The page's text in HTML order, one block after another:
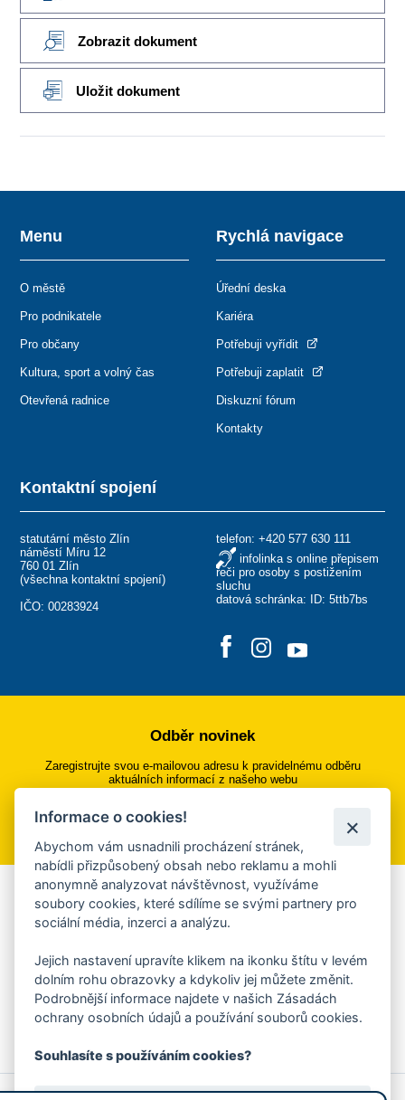
Zobrazit dokument
Uložit dokument
Kontaktní spojení
statutární město Zlín
náměstí Míru 12
760 01 Zlín
(všechna kontaktní spojení)
IČO: 00283924
telefon: +420 577 630 111
infolinka s online přepisem
řeči pro osoby s postižením
sluchu
datová schránka: ID: 5ttb7bs
Menu
O městě
Pro podnikatele
Pro občany
Kultura, sport a volný čas
Otevřená radnice
Rychlá navigace
Úřední deska
Kariéra
Potřebuji vyřídit
Potřebuji zaplatit
Diskuzní fórum
Kontakty
Odběr novinek
Zaregistrujte svou e-mailovou adresu k pravidelnému odběru
aktuálních informací z našeho webu
Přihlásit se k odběru
Aplikace Mobilní rozhlas
Chcete dostávat do svého mobilu či mailu upozornění na
ankety, pozvánky na kulturní a sportovní akce?
Více informací o aplikaci
© 2026 Magistrát města Zlína
Prohlášení o používání cookies
Informace o cookies!
Abychom vám usnadnili procházení stránek,
nabídli přizpůsobený obsah nebo reklamu a mohli
anonymně analyzovat návštěvnost, využíváme
soubory cookies, které sdílíme se svými partnery pro
sociální média, inzerci a analýzu.
Jejich nastavení upravíte klikem na ikonku štítu v levém
dolním rohu obrazovky a kdykoliv jej můžete změnit.
Podrobnější informace najdete v našich Zásadách
ochrany osobních údajů a používání souborů cookies.
Souhlasíte s používáním cookies?